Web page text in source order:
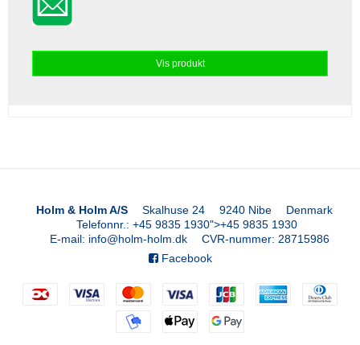
Vis produkt
Holm & Holm A/S Skalhuse 24 9240 Nibe
Denmark
Telefonnr. : +45 9835 1930">+45 9835 1930
E-mail: info@holm-holm.dk CVR-nummer: 28715986
Facebook